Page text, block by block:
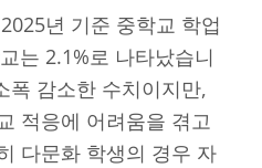
년 기준 중학교 학업
는 2.1%로 나타났습니
폭 감소한 수치이지만,
적응에 어려움을 겪고
다문화 학생의 경우 자